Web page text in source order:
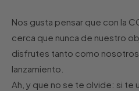
Nos gusta pensar que con la
cerca que nunca de nuestro
disfrutes tanto como
lanzamiento.
Ah, y que no se te olvide: si te